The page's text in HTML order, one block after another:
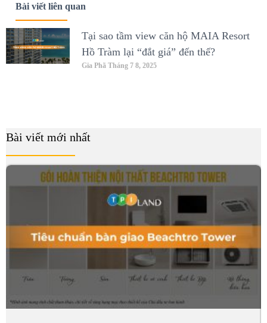
Bài viết liên quan
Tại sao tầm view căn hộ MAIA Resort
Hồ Tràm lại “đắt giá” đến thế?
Gia Phã Tháng 7 8, 2025
Bài viết mới nhất